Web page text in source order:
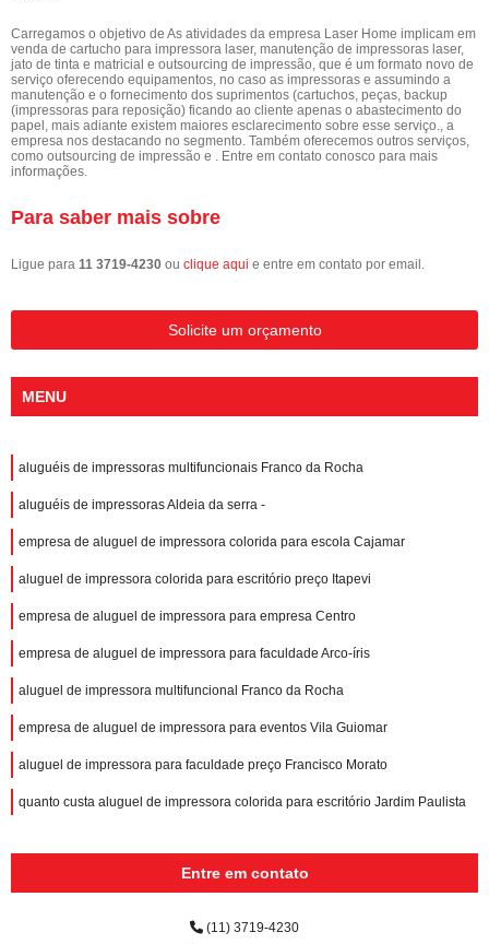
Carregamos o objetivo de As atividades da empresa Laser Home implicam em
venda de cartucho para impressora laser, manutenção de impressoras laser,
jato de tinta e matricial e outsourcing de impressão, que é um formato novo de
serviço oferecendo equipamentos, no caso as impressoras e assumindo a
manutenção e o fornecimento dos suprimentos (cartuchos, peças, backup
(impressoras para reposição) ficando ao cliente apenas o abastecimento do
papel, mais adiante existem maiores esclarecimento sobre esse serviço., a
empresa nos destacando no segmento. Também oferecemos outros serviços,
como outsourcing de impressão e . Entre em contato conosco para mais
informações.
Para saber mais sobre
Ligue para 11 3719-4230 ou clique aqui e entre em contato por email.
Solicite um orçamento
MENU
aluguéis de impressoras multifuncionais Franco da Rocha
aluguéis de impressoras Aldeia da serra -
empresa de aluguel de impressora colorida para escola Cajamar
aluguel de impressora colorida para escritório preço Itapevi
empresa de aluguel de impressora para empresa Centro
empresa de aluguel de impressora para faculdade Arco-íris
aluguel de impressora multifuncional Franco da Rocha
empresa de aluguel de impressora para eventos Vila Guiomar
aluguel de impressora para faculdade preço Francisco Morato
quanto custa aluguel de impressora colorida para escritório Jardim Paulista
Entre em contato
(11) 3719-4230